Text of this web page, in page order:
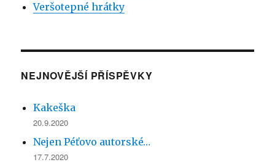
Veršotepné hrátky
NEJNOVĚJŠÍ PŘÍSPĚVKY
Kakeška
20.9.2020
Nejen Péťovo autorské…
17.7.2020